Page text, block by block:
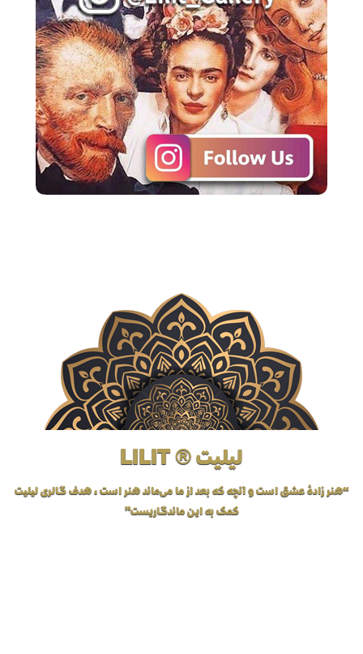
لیلیت ® LILIT
“هنر زادهٔ عشق است و آنچه که بعد از ما می‌ماند هنر است، هدف گالری لیلیت
کمک به این ماندگاریست”